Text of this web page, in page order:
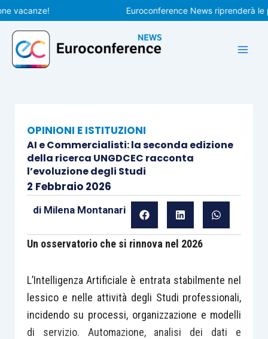
Vai
al
contenuto
Euroconference News riprenderà le
OPINIONI E ISTITUZIONI
AI e Commercialisti: la seconda edizione
della ricerca UNGDCEC racconta
l’evoluzione degli Studi
2 Febbraio 2026
di Milena Montanari
Un osservatorio che si rinnova nel 2026
L’Intelligenza Artificiale è entrata stabilmente nel
lessico e nelle attività degli Studi professionali,
incidendo su processi, organizzazione e modelli
di servizio. Automazione, analisi dei dati e